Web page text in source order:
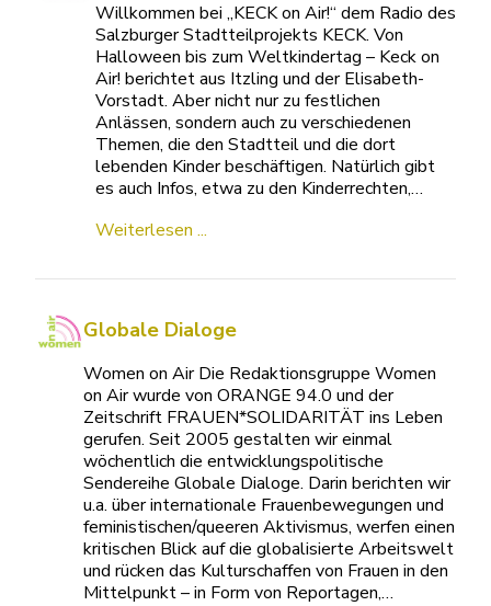
Willkommen bei „KECK on Air!“ dem Radio des
Salzburger Stadtteilprojekts KECK. Von
Halloween bis zum Weltkindertag – Keck on
Air! berichtet aus Itzling und der Elisabeth-
Vorstadt. Aber nicht nur zu festlichen
Anlässen, sondern auch zu verschiedenen
Themen, die den Stadtteil und die dort
lebenden Kinder beschäftigen. Natürlich gibt
es auch Infos, etwa zu den Kinderrechten,…
Weiterlesen ...
Globale Dialoge
Women on Air Die Redaktionsgruppe Women
on Air wurde von ORANGE 94.0 und der
Zeitschrift FRAUEN*SOLIDARITÄT ins Leben
gerufen. Seit 2005 gestalten wir einmal
wöchentlich die entwicklungspolitische
Sendereihe Globale Dialoge. Darin berichten wir
u.a. über internationale Frauenbewegungen und
feministischen/queeren Aktivismus, werfen einen
kritischen Blick auf die globalisierte Arbeitswelt
und rücken das Kulturschaffen von Frauen in den
Mittelpunkt – in Form von Reportagen,…